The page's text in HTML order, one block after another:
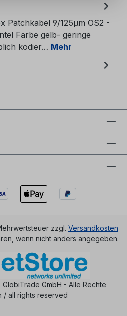
Patchkabel 9/125µm OS2 -
Farbe gelb- geringe
kodier… Mehr
zzgl. Versandkosten
wenn nicht anders angegeben.
GmbH - Alle Rechte
/ all rights reserved